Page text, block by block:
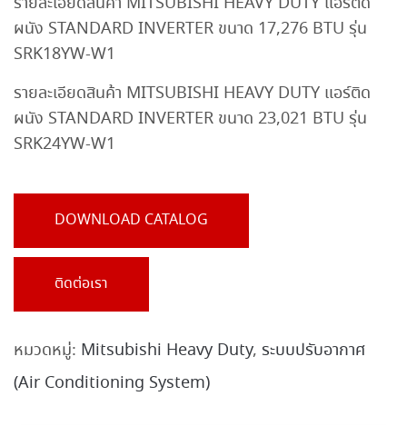
ผนัง STANDARD INVERTER ขนาด 17,276 BTU รุ่น
SRK18YW-W1
รายละเอียดสินค้า MITSUBISHI HEAVY DUTY แอร์ติด
ผนัง STANDARD INVERTER ขนาด 23,021 BTU รุ่น
SRK24YW-W1
DOWNLOAD CATALOG
ติดต่อเรา
หมวดหมู่: Mitsubishi Heavy Duty, ระบบปรับอากาศ
(Air Conditioning System)